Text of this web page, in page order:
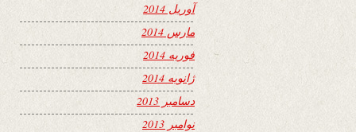
آوریل 2014
مارس 2014
فوریه 2014
ژانویه 2014
دسامبر 2013
نوامبر 2013